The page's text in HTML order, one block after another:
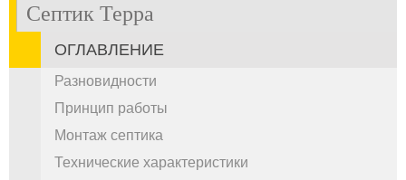
Септик Терра
ОГЛАВЛЕНИЕ
Разновидности
Принцип работы
Монтаж септика
Технические характеристики